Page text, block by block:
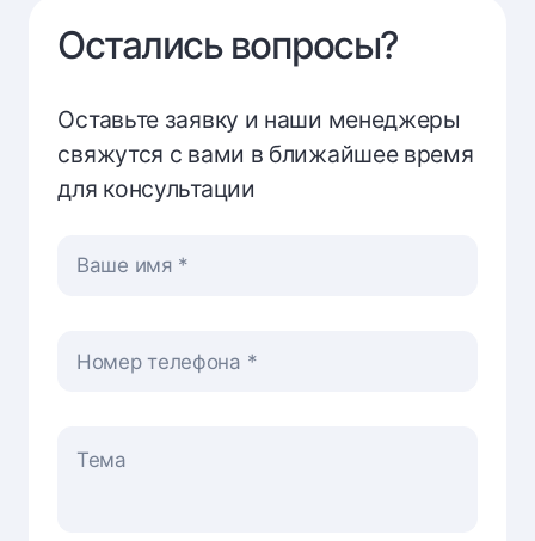
Остались вопросы?
Оставьте заявку и наши менеджеры
свяжутся с вами в ближайшее время
для консультации
Ваше имя
Номер телефона